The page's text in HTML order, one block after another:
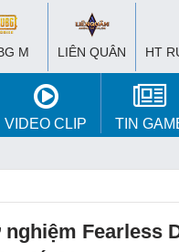
M LIÊN QUÂN HT
VIDEO CLIP TIN
Fearless